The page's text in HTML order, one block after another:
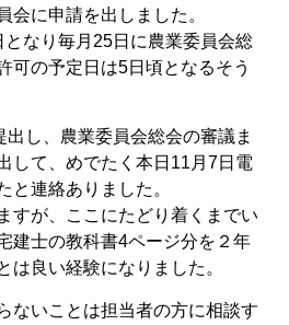
会に申請を出しました。
なり毎月25日に農業委員会総
可の予定日は5日頃となるそう
し、農業委員会総会の審議ま
して、めでたく本日11月7日電
と連絡ありました。
すが、ここにたどり着くまでい
建士の教科書4ページ分を２年
は良い経験になりました。
ないことは担当者の方に相談す